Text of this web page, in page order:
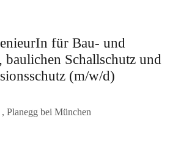
für Bau- und
baulichen Schallschutz und
(m/w/d)
bei München